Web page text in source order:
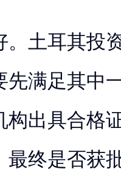
。土耳其投
先满足其中
构出具合格
最终是否获